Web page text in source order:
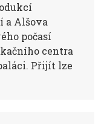
a Alšova
počasí
centra
Přijít lze